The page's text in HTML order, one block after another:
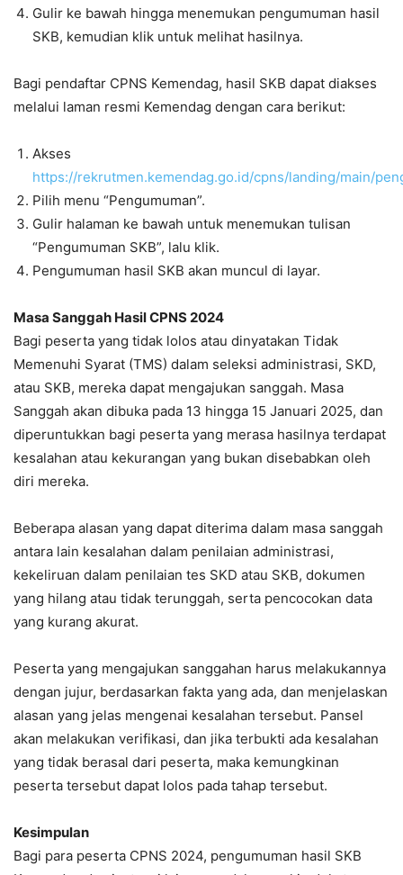
Gulir ke bawah hingga menemukan pengumuman hasil
SKB, kemudian klik untuk melihat hasilnya.
Bagi pendaftar CPNS Kemendag, hasil SKB dapat diakses
melalui laman resmi Kemendag dengan cara berikut:
Akses
https://rekrutmen.kemendag.go.id/cpns/landing/main/
Pilih menu “Pengumuman”.
Gulir halaman ke bawah untuk menemukan tulisan
“Pengumuman SKB”, lalu klik.
Pengumuman hasil SKB akan muncul di layar.
Masa Sanggah Hasil CPNS 2024
Bagi peserta yang tidak lolos atau dinyatakan Tidak
Memenuhi Syarat (TMS) dalam seleksi administrasi, SKD,
atau SKB, mereka dapat mengajukan sanggah. Masa
Sanggah akan dibuka pada 13 hingga 15 Januari 2025, dan
diperuntukkan bagi peserta yang merasa hasilnya terdapat
kesalahan atau kekurangan yang bukan disebabkan oleh
diri mereka.
Beberapa alasan yang dapat diterima dalam masa sanggah
antara lain kesalahan dalam penilaian administrasi,
kekeliruan dalam penilaian tes SKD atau SKB, dokumen
yang hilang atau tidak terunggah, serta pencocokan data
yang kurang akurat.
Peserta yang mengajukan sanggahan harus melakukannya
dengan jujur, berdasarkan fakta yang ada, dan menjelaskan
alasan yang jelas mengenai kesalahan tersebut. Pansel
akan melakukan verifikasi, dan jika terbukti ada kesalahan
yang tidak berasal dari peserta, maka kemungkinan
peserta tersebut dapat lolos pada tahap tersebut.
Kesimpulan
Bagi para peserta CPNS 2024, pengumuman hasil SKB